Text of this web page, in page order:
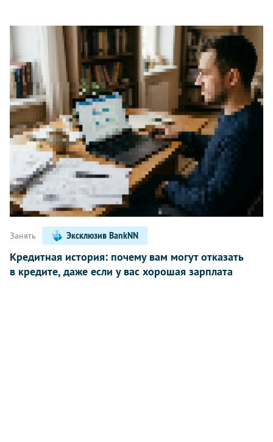
Занять Эксклюзив BankNN
Кредитная история: почему вам могут отказать
в кредите, даже если у вас хорошая зарплата